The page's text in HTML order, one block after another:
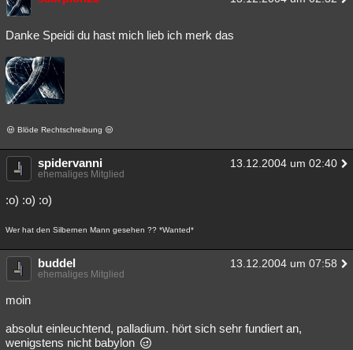
Danke Speidi du hast mich lieb ich merk das
Blöde Rechtschreibung
spidervanni 13.12.2004 um 02:40
ehemaliges Mitglied
:o) :o) :o)
Wer hat den Silbernen Mann gesehen ?? *Wanted*
buddel 13.12.2004 um 07:58
ehemaliges Mitglied
moin
absolut einleuchtend, palladium. hört sich sehr fundiert an,
wenigstens nicht babylon